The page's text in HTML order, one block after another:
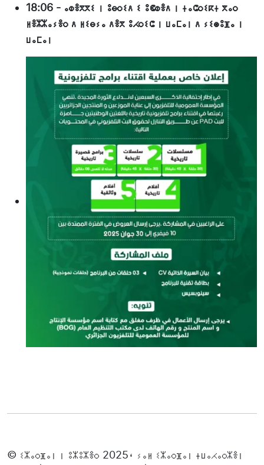
18:06 - ⴰⵀⴻⴳⴳⵉ ⵏ ⵓⴱⵔⵉⴷ ⵉ ⵓⵞⵀⴻⴷ ⵏ ⵜⴰⵛⵔⵉⴽⵜ ⴳⴰⵔ
ⵍⴻⵣⵣⴰⵢⴻⵔ ⴷ ⵍⵉⴱⵢⴰ ⴷⴻⴳ ⵓⵃⵔⵉⵛ ⵏ ⵡⴰⵎⴰⵏ ⴷ ⵢⵉⵙⵓⴼⴰ ⵏ
ⵡⴰⵎⴰⵏ
© ⵉⵣⴰⵔⴼⴰⵏ ⵏ ⵓⵣⵓⵣⴻⵔ 2025، ⵢⴰⵍ ⵉⵣⴰⵔⴼⴰⵏ ⵜⵡⴰⵃⴰⵔⵣⴻⵏ